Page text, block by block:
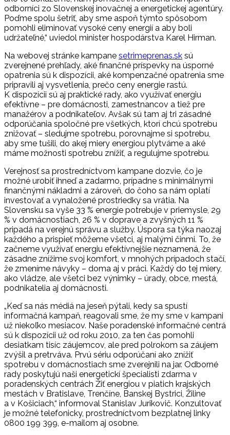
odborníci zo Slovenskej inovačnej a energetickej agentúry.
Poďme spolu šetriť, aby sme aspoň týmto spôsobom
pomohli eliminovať vysoké ceny energií a aby boli
udržateľné,“ uviedol minister hospodárstva Karel Hirman.
Na webovej stránke kampane setrimeprenas.sk sú
zverejnené prehľady, aké finančné príspevky na úsporné
opatrenia sú k dispozícii, aké kompenzačné opatrenia sme
pripravili aj vysvetlenia, prečo ceny energie rastú.
K dispozícii sú aj praktické rady, ako využívať energiu
efektívne – pre domácnosti, zamestnancov a tiež pre
manažérov a podnikateľov. Avšak sú tam aj tri zásadné
odporúčania spoločné pre všetkých, ktorí chcú spotrebu
znižovať – sledujme spotrebu, porovnajme si spotrebu,
aby sme tušili, do akej miery energiou plytváme a aké
máme možnosti spotrebu znížiť, a regulujme spotrebu.
Verejnosť sa prostredníctvom kampane dozvie, čo je
možné urobiť ihneď a zadarmo, prípadne s minimálnymi
finančnými nákladmi a zároveň, do čoho sa nám oplatí
investovať a vynaložené prostriedky sa vrátia. Na
Slovensku sa vyše 33 % energie potrebuje v priemysle, 29
% v domácnostiach, 26 % v doprave a zvyšných 11 %
pripadá na verejnú správu a služby. Úspora sa týka naozaj
každého a prispieť môžeme všetci, aj malými činmi. To, že
začneme využívať energiu efektívnejšie neznamená, že
zásadne znížime svoj komfort, v mnohých prípadoch stačí,
že zmeníme návyky – doma aj v práci. Každý do tej miery,
ako vládze, ale všetci bez výnimky – úrady, obce, mestá,
podnikatelia aj domácnosti.
„Keď sa nás médiá na jeseň pýtali, kedy sa spustí
informačná kampaň, reagovali sme, že my sme v kampani
už niekoľko mesiacov. Naše poradenské informačné centrá
sú k dispozícii už od roku 2010, za ten čas pomohli
desiatkam tisíc záujemcov, ale pred polrokom sa záujem
zvýšil a pretrváva. Prvú sériu odporúčaní ako znížiť
spotrebu v domácnostiach sme zverejnili na jar. Odborné
rady poskytujú naši energetickí špecialisti zdarma v
poradenských centrách Žiť energiou v piatich krajských
mestách v Bratislave, Trenčíne, Banskej Bystrici, Žiline
a v Košiciach,“ informoval Stanislav Jurikovič. Konzultovať
je možné telefonicky, prostredníctvom bezplatnej linky
0800 199 399, e-mailom aj osobne.